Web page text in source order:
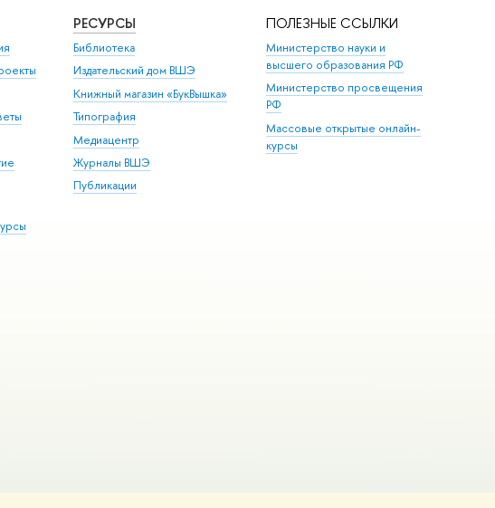
РЕСУРСЫ
Библиотека
Издательский дом ВШЭ
Книжный магазин «БукВышка»
Типография
Медиацентр
Журналы ВШЭ
Публикации
ПОЛЕЗНЫЕ ССЫЛКИ
Министерство науки и
высшего образования РФ
Министерство просвещения
РФ
Массовые открытые онлайн-
курсы